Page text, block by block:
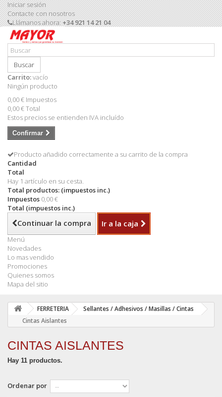
Iniciar sesión
Contacte con nosotros
Llámanos ahora:+34 921 14 21 04
Buscar
Carrito:vacío
Ningún producto
0,00 € Impuestos
0,00 €Total
Estos precios se entienden IVA incluído
Confirmar
Producto añadido correctamente a su carrito de la compra
Cantidad
Total
Hay 1 artículo en su cesta.
Total productos: (impuestos inc.)
Impuestos 0,00 €
Total (impuestos inc.)
Continuar la compra Ir a la caja
Menú
Novedades
Lo mas vendido
Promociones
Quienes somos
Mapa del sitio
FERRETERIA
Sellantes / Adhesivos / Masillas / Cintas
Cintas Aislantes
CINTAS AISLANTES
Hay 11 productos.
Ordenar por